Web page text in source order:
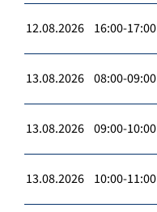
12.08.2026 16:00-17:00
13.08.2026 08:00-09:00
13.08.2026 09:00-10:00
13.08.2026 10:00-11:00